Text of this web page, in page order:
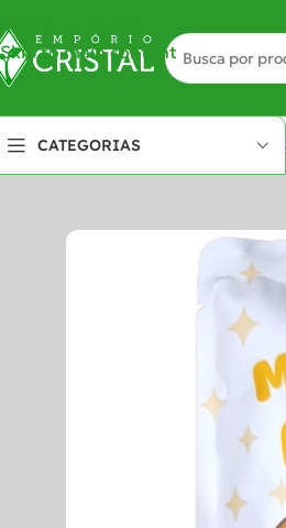
Skip to navigation
Skip to main content
CATEGORIAS